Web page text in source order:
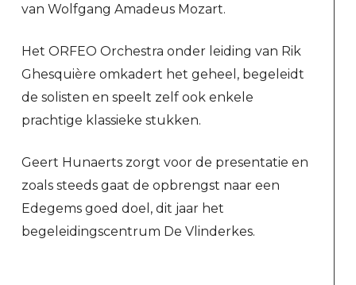
van Wolfgang Amadeus Mozart.
Het ORFEO Orchestra onder leiding van Rik
Ghesquière omkadert het geheel, begeleidt
de solisten en speelt zelf ook enkele
prachtige klassieke stukken.
Geert Hunaerts zorgt voor de presentatie en
zoals steeds gaat de opbrengst naar een
Edegems goed doel, dit jaar het
begeleidingscentrum De Vlinderkes.